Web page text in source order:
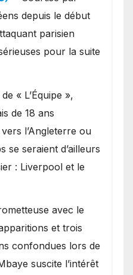
depuis le début
parisien
pour la suite
« L’Équipe »,
de 18 ans
l’Angleterre ou
se seraient d’ailleurs
: Liverpool et le
avec le
et trois
confondues lors de
suscite l’intérêt